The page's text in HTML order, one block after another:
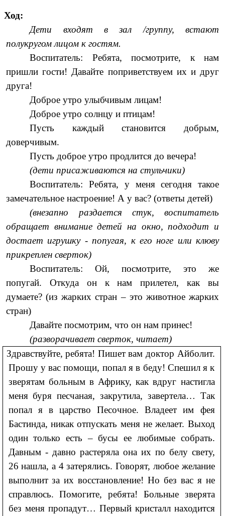
Ход:
Дети входят в зал /группу, встают
полукругом лицом к гостям.
Воспитатель: Ребята, посмотрите, к нам
пришли гости! Давайте поприветствуем их и друг
друга!
Доброе утро улыбчивым лицам!
Доброе утро солнцу и птицам!
Пусть каждый становится добрым,
доверчивым.
Пусть доброе утро продлится до вечера!
(дети присаживаются на стульчики)
Воспитатель: Ребята, у меня сегодня такое
замечательное настроение! А у вас? (ответы детей)
(внезапно раздается стук, воспитатель
обращает внимание детей на окно, подходит и
достает игрушку - попугая, к его ноге или клюву
прикреплен сверток)
Воспитатель: Ой, посмотрите, это же
попугай. Откуда он к нам прилетел, как вы
думаете? (из жарких стран – это животное жарких
стран)
Давайте посмотрим, что он нам принес!
(разворачивает сверток, читает)
Здравствуйте, ребята! Пишет вам доктор Айболит.
Прошу у вас помощи, попал я в беду! Спешил я к
зверятам больным в Африку, как вдруг настигла
меня буря песчаная, закрутила, завертела… Так
попал я в царство Песочное. Владеет им фея
Бастинда, никак отпускать меня не желает. Выход
один только есть – бусы ее любимые собрать.
Давным - давно растеряла она их по белу свету,
26 нашла, а 4 затерялись. Говорят, любое желание
выполнит за их восстановление! Но без вас я не
справлюсь. Помогите, ребята! Больные зверята
без меня пропадут… Первый кристалл находится